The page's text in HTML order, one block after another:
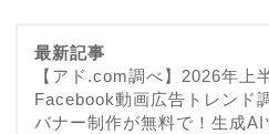
最新記事
【アド.com調べ】2026年上
Facebook動画広告トレンド
バナー制作が無料で！生成AI